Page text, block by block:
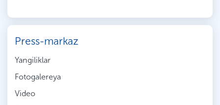
Press-markaz
Yangiliklar
Fotogalereya
Video